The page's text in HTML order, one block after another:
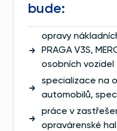
bude:
opravy
PRAGA V3S,
osobních vozidel
specializace na
automobilů,
práce v
opravárenské